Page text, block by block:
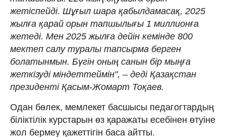
жетіспейді. Шұғыл шара қабылдамасақ, 2025
жылға қарай орын тапшылығы 1 миллионға
жетеді. Мен 2025 жылға дейін кемінде 800
мектеп салу туралы тапсырма берген
болатынмын. Бүгін оның санын бір мыңға
жеткізуді міндеттеймін", – деді Қазақстан
президенті Қасым-Жомарт Тоқаев.
Одан бөлек, мемлекет басшысы педагогтардың
біліктілік курстарын өз қаражаты есебінен өтуіне
жол бермеу қажеттігін баса айтты.